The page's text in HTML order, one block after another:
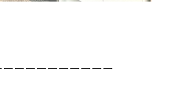
ーーーーーーーーー